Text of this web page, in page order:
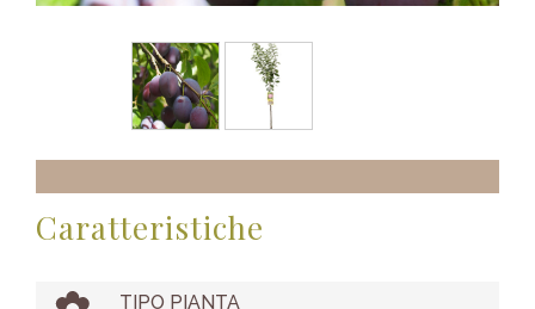
Caratteristiche
TIPO PIANTA